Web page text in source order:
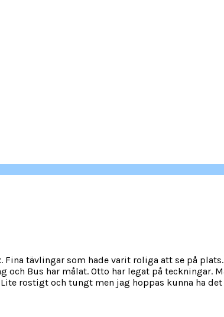
tävlingar som hade varit roliga att se på
Bus har målat. Otto har legat på teckningar.
rostigt och tungt men jag hoppas kunna ha det